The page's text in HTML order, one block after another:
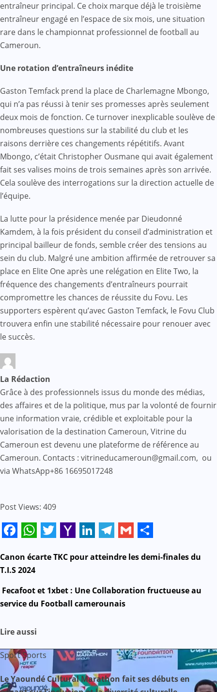
entraîneur principal. Ce choix marque déjà le troisième
entraîneur engagé en l’espace de six mois, une situation
rare dans le championnat professionnel de football au
Cameroun.
Une rotation d’entraîneurs inédite
Gaston Temfack prend la place de Charlemagne Mbongo,
qui n’a pas réussi à tenir ses promesses après seulement
deux mois de fonction. Ce turnover inexplicable soulève de
nombreuses questions sur la stabilité du club et les
raisons derrière ces changements répétitifs. Avant
Mbongo, c’était Christopher Ousmane qui avait également
fait ses valises moins de trois semaines après son arrivée.
Cela soulève des interrogations sur la direction actuelle de
l’équipe.
La lutte pour la présidence menée par Dieudonné
Kamdem, à la fois président du conseil d’administration et
principal bailleur de fonds, semble créer des tensions au
sein du club. Malgré une ambition affirmée de retrouver sa
place en Elite One après une relégation en Elite Two, la
fréquence des changements d’entraîneurs pourrait
compromettre les chances de réussite du Fovu. Les
supporters espèrent qu’avec Gaston Temfack, le Fovu Club
trouvera enfin une stabilité nécessaire pour renouer avec
le succès.
La Rédaction
Grâce à des professionnels issus du monde des médias,
des affaires et de la politique, mus par la volonté de fournir
une information vraie, crédible et exploitable pour la
valorisation de la destination Cameroun, Vitrine du
Cameroun est devenu une plateforme de référence au
Cameroun. Contacts : vitrineducameroun@gmail.com, ou
via WhatsApp+86 16695017248
Post Views: 409
Mail
N
v
a
t
Canon écarte TKC pour atteindre les demi-finales du
T.I.S 2024
Fecafoot et 1xbet : Une Collaboration fructueuse au
service du Football camerounais
Lire aussi
SportSports
Le Yaoundé Cultural Marathon fait ses débuts en